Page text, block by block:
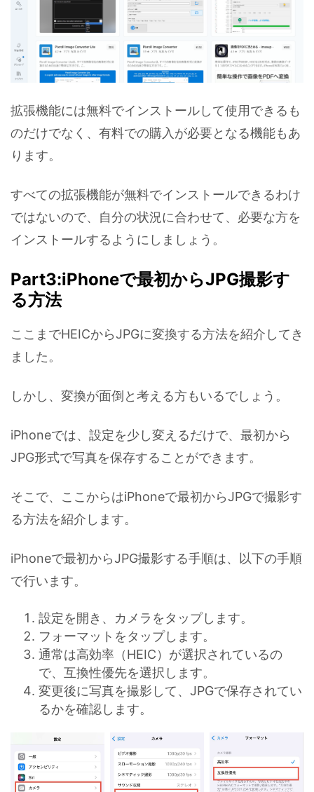
拡張機能には無料でインストールして使用できるも
のだけでなく、有料での購入が必要となる機能もあ
ります。
すべての拡張機能が無料でインストールできるわけ
ではないので、自分の状況に合わせて、必要な方を
インストールするようにしましょう。
Part3:iPhoneで最初からJPG撮影す
る方法
ここまでHEICからJPGに変換する方法を紹介してき
ました。
しかし、変換が面倒と考える方もいるでしょう。
iPhoneでは、設定を少し変えるだけで、最初から
JPG形式で写真を保存することができます。
そこで、ここからはiPhoneで最初からJPGで撮影す
る方法を紹介します。
iPhoneで最初からJPG撮影する手順は、以下の手順
で行います。
設定を開き、カメラをタップします。
フォーマットをタップします。
通常は高効率（HEIC）が選択されているの
で、互換性優先を選択します。
変更後に写真を撮影して、JPGで保存されてい
るかを確認します。